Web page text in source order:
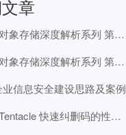
章
Ceph 对象存储深度解析系列 第二部分：RGW 数据路径、分片和自动化
Ceph 对象存储深度解析系列 第一部分：RGW 核心基础
信息安全建设思路及案例
Ceph Tentacle 快速纠删码的性能改进